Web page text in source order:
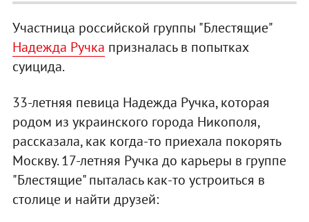
Участница российской группы "Блестящие"
Надежда Ручка призналась в попытках
суицида.
33-летняя певица Надежда Ручка, которая
родом из украинского города Никополя,
рассказала, как когда-то приехала покорять
Москву. 17-летняя Ручка до карьеры в группе
"Блестящие" пыталась как-то устроиться в
столице и найти друзей: